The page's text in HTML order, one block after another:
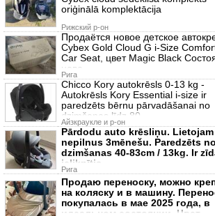
oriģinālā komplektācija
Рижский р-он
Продаётся новое детское
Cybex Gold Cloud G i-Size
Car Seat, цвет Magic Black
ново
Рига
Chicco Kory autokrēsls 0-13 kg -
Autokrēsls Kory Essential i-size ir
paredzēts bērnu pārvadāšanai no
dzimšanas līdz 80
Айзкраукле и р-он
Pārdodu auto krēsliņu.
nepilnus 3mēnešu. Paredzēts no
dzimšanas 40-83cm / 13kg. Ir
ieliknītis,
Рига
Продаю переноску, можно
на коляску и в машину.
покупалась в мае 2025 года, в
идеальном состоянии. Цвет